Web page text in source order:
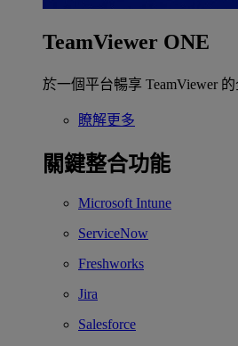
TeamViewer ONE
於一個平台暢享 TeamViewer
瞭解更多
關鍵整合功能
Microsoft Intune
ServiceNow
Freshworks
Jira
Salesforce